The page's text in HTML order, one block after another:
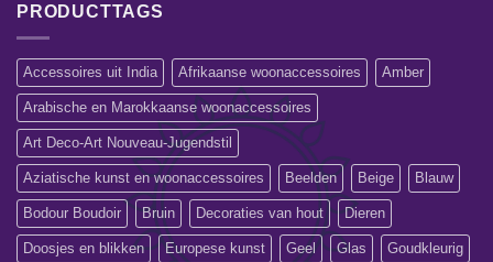
PRODUCTTAGS
Accessoires uit India Afrikaanse woonaccessoires Amber
Arabische en Marokkaanse woonaccessoires
Art Deco-Art Nouveau-Jugendstil
Aziatische kunst en woonaccessoires Beelden Beige Blauw
Bodour Boudoir Bruin Decoraties van hout Dieren
Doosjes en blikken Europese kunst Geel Glas Goudkleurig